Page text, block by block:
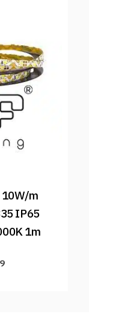
m
IP65
1m